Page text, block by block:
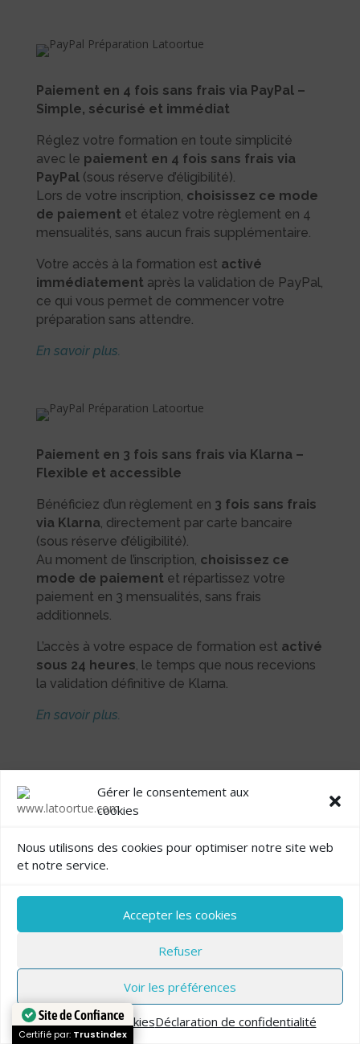
Gérer le consentement aux
cookies
Nous utilisons des cookies pour optimiser notre site web
et notre service.
Accepter les cookies
Refuser
Voir les préférences
Politique de cookiesDéclaration de confidentialité
Paiement en 4 fois sans frais via PayPal –
Simple, sécurisé et immédiat
Réglez votre formation en toute simplicité
avec le paiement en 4 fois sans frais via
PayPal(sous réserve d’éligibilité).
Lors de votre inscription, choisissez ce mode
de paiement et étalez votre règlement en 4
mensualités, sans aucun frais supplémentaire.
Votre accès à la formation est activé
immédiatement après la validation de PayPal,
ce qui vous permet de commencer votre
préparation sans attendre.
En savoir plus.
Paiement en 3 fois sans frais via Klarna –
Flexible et accessible
Bénéficiez d’un règlement en 3 fois sans frais
via Klarna, directement par carte bancaire
(sous réserve d’éligibilité).
Au moment de l’inscription, choisissez ce
mode de paiement et répartissez votre
paiement en 3 mensualités, sans frais
additionnels.
L’accès à votre espace de formation est activé
sous 24 heures, le temps que nous recevions
la validation définitive de Klarna.
En savoir plus.
accessibles
En tant que centre de formation certifié
éligibles à divers financements (sous certaines
conditions). Ces aides peuvent être obtenues
via France Travail, les OPCO, votre employeur,…
Contactez-nous pour étudier ensemble les
options qui correspondent le mieux à votre
Prendre un rendez-vous en ligne
Site de Confiance
Certifié par: Trustindex